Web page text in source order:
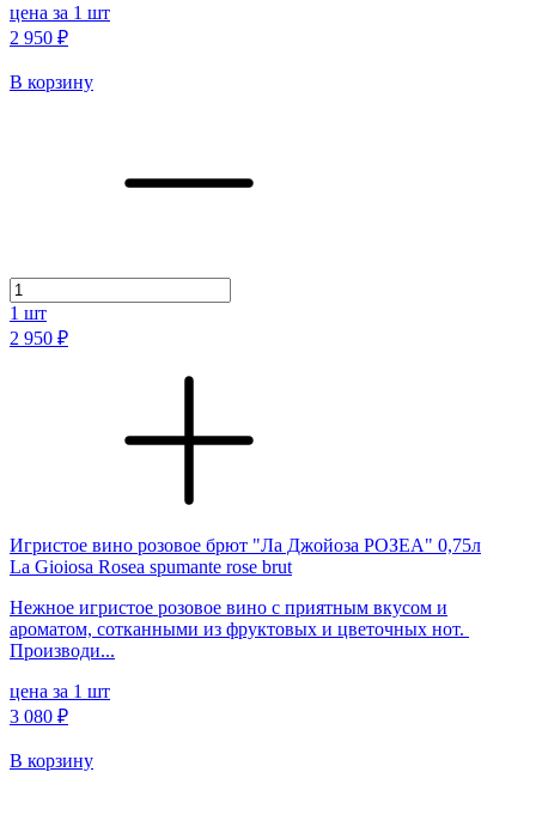
цена за 1 шт
2 950 ₽
В корзину
1 шт
2 950 ₽
Игристое вино розовое брют "Ла Джойоза РОЗЕА" 0,75л
La Gioiosa Rosea spumante rose brut
Нежное игристое розовое вино с приятным вкусом и
ароматом, сотканными из фруктовых и цветочных нот.
Производи...
цена за 1 шт
3 080 ₽
В корзину